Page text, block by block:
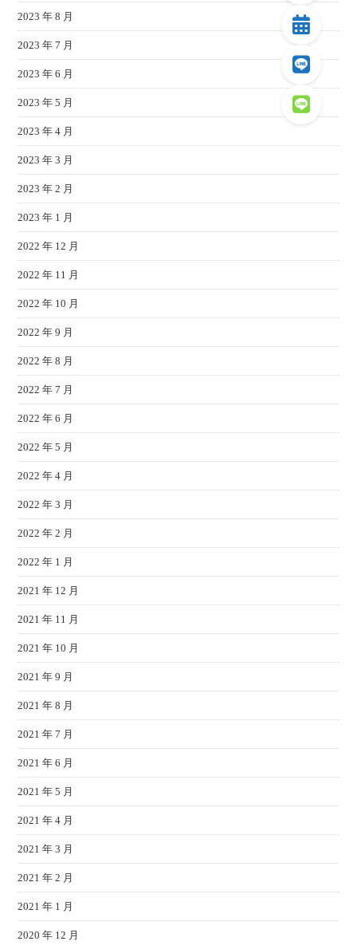
2023 年 8 月
2023 年 7 月
2023 年 6 月
2023 年 5 月
2023 年 4 月
2023 年 3 月
2023 年 2 月
2023 年 1 月
2022 年 12 月
2022 年 11 月
2022 年 10 月
2022 年 9 月
2022 年 8 月
2022 年 7 月
2022 年 6 月
2022 年 5 月
2022 年 4 月
2022 年 3 月
2022 年 2 月
2022 年 1 月
2021 年 12 月
2021 年 11 月
2021 年 10 月
2021 年 9 月
2021 年 8 月
2021 年 7 月
2021 年 6 月
2021 年 5 月
2021 年 4 月
2021 年 3 月
2021 年 2 月
2021 年 1 月
2020 年 12 月